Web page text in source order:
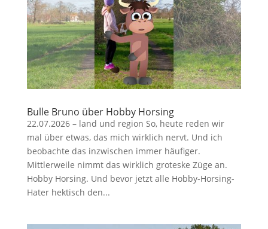
Bulle Bruno über Hobby Horsing
22.07.2026 – land und region So, heute reden wir
mal über etwas, das mich wirklich nervt. Und ich
beobachte das inzwischen immer häufiger.
Mittlerweile nimmt das wirklich groteske Züge an.
Hobby Horsing. Und bevor jetzt alle Hobby-Horsing-
Hater hektisch den...